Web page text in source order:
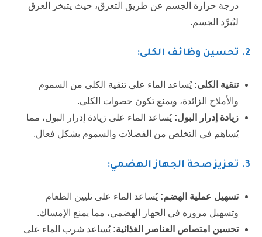
درجة حرارة الجسم عن طريق التعرق، حيث يتبخر العرق
ليُبرِّد الجسم.
2. تحسين وظائف الكلى:
تنقية الكلى: يُساعد الماء على تنقية الكلى من السموم
والأملاح الزائدة، ويمنع تكون حصوات الكلى.
زيادة إدرار البول: يُساعد الماء على زيادة إدرار البول، مما
يُساهم في التخلص من الفضلات والسموم بشكل فعال.
3. تعزيز صحة الجهاز الهضمي:
تسهيل عملية الهضم: يُساعد الماء على تليين الطعام
وتسهيل مروره في الجهاز الهضمي، مما يمنع الإمساك.
تحسين امتصاص العناصر الغذائية: يُساعد شرب الماء على